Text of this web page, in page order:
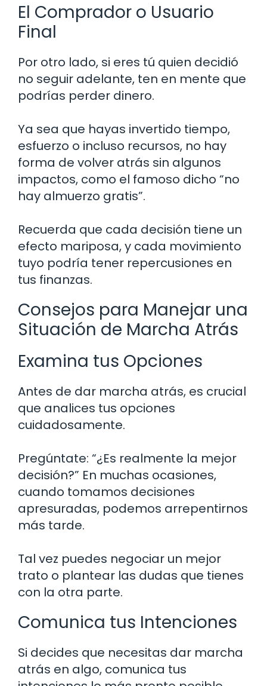
El Comprador o Usuario
Final
Por otro lado, si eres tú quien decidió
no seguir adelante, ten en mente que
podrías perder dinero.
Ya sea que hayas invertido tiempo,
esfuerzo o incluso recursos, no hay
forma de volver atrás sin algunos
impactos, como el famoso dicho “no
hay almuerzo gratis”.
Recuerda que cada decisión tiene un
efecto mariposa, y cada movimiento
tuyo podría tener repercusiones en
tus finanzas.
Consejos para Manejar una
Situación de Marcha Atrás
Examina tus Opciones
Antes de dar marcha atrás, es crucial
que analices tus opciones
cuidadosamente.
Pregúntate: “¿Es realmente la mejor
decisión?” En muchas ocasiones,
cuando tomamos decisiones
apresuradas, podemos arrepentirnos
más tarde.
Tal vez puedes negociar un mejor
trato o plantear las dudas que tienes
con la otra parte.
Comunica tus Intenciones
Si decides que necesitas dar marcha
atrás en algo, comunica tus